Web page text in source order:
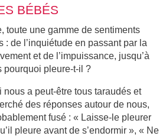
BÉBÉS
toute une gamme de sentiments
: de l’inquiétude en passant par la
et de l’impuissance, jusqu’à
pourquoi pleure-t-il ?
nous a peut-être tous taraudés et
des réponses autour de nous,
fusé : « Laisse-le pleurer
pleure avant de s’endormir », « Ne